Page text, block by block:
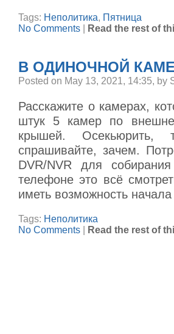
Tags: Неполитика, Пятница
No Comments
Read the rest of
В ОДИНОЧНОЙ
Posted on May 13, 2021, 14:35, by
Расскажите о камерах,
штук 5 камер по
крышей.
спрашивайте, зачем.
DVR/NVR для
телефоне это всё
иметь возможность
Tags: Неполитика
No Comments
Read the rest of